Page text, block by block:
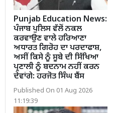
Punjab Education News:
ਪੰਜਾਬ ਪੁਲਿਸ ਵੱਲੋਂ ਨਕਲ
ਕਰਵਾਉਣ ਵਾਲੇ ਹਰਿਆਣਾ
ਅਧਾਰਤ ਗਿਰੋਹ ਦਾ ਪਰਦਾਫਾਸ਼,
ਅਸੀਂ ਕਿਸੇ ਨੂੰ ਸੂਬੇ ਦੀ ਸਿੱਖਿਆ
ਪ੍ਰਣਾਲੀ ਨੂੰ ਬਦਨਾਮ ਨਹੀਂ ਕਰਨ
ਦੇਵਾਂਗੇ: ਹਰਜੋਤ ਸਿੰਘ ਬੈਂਸ
Published On 01 Aug 2026
11:19:39